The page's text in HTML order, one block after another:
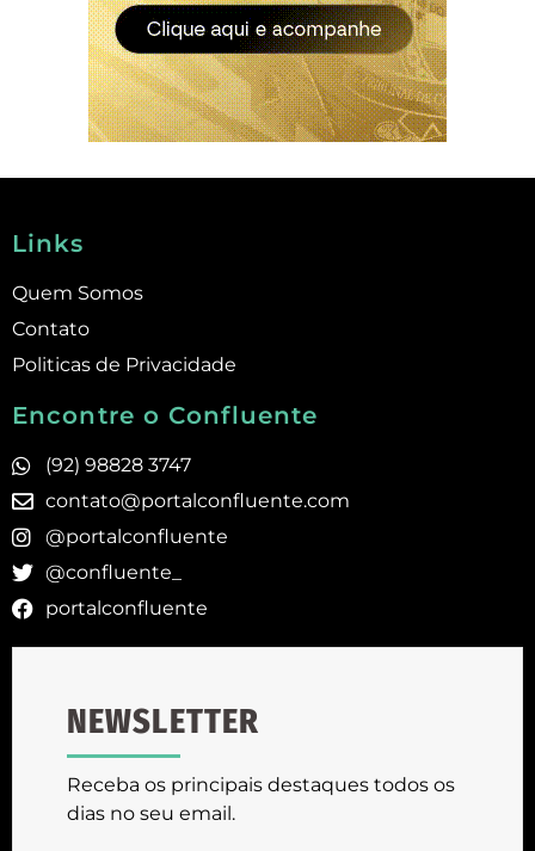
Links
Quem Somos
Contato
Politicas de Privacidade
Encontre o Confluente
(92) 98828 3747
contato@portalconfluente.com
@portalconfluente
@confluente_
portalconfluente
NEWSLETTER
Receba os principais destaques todos os
dias no seu email.